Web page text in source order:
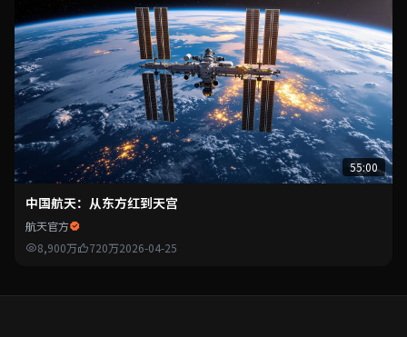
55:00
中国航天：从东方红到天宫
航天官方
8,900万
720万2026-04-25